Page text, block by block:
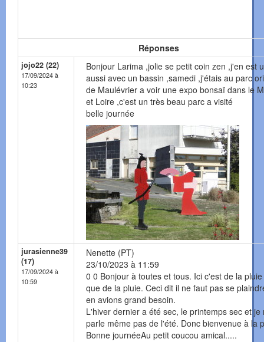
Réponses
jojo22 (22)
17/09/2024 à
10:23
Bonjour Larima ,jolie se petit coin zen ,j'en est
aussi avec un bassin ,samedi ,j'étais au parc
de Maulévrier a voir une expo bonsaï dans le
et Loire ,c'est un très beau parc a visité
belle journée
jurasienne39
(17)
17/09/2024 à
10:59
Nenette (PT)
23/10/2023 à 11:59
0 0 Bonjour à toutes et tous. Ici c'est de la
que de la pluie. Ceci dit il ne faut pas se
en avions grand besoin.
L'hiver dernier a été sec, le printemps sec et je
parle même pas de l'été. Donc bienvenue à la
Bonne journéeAu petit coucou amical.....